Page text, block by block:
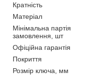
Кратність
Матеріал
Мінімальна партія
замовлення, шт
Офіційна гарантія
Покриття
Розмір ключа, мм